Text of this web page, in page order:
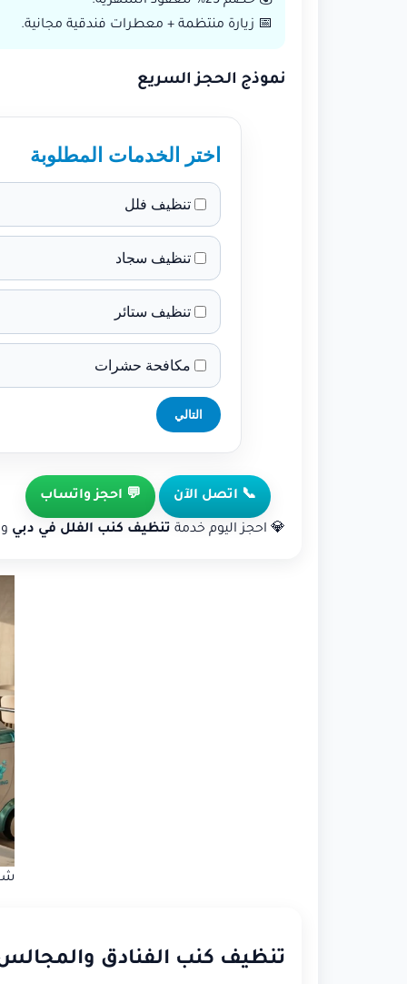
📅 زيارة منتظمة + معطرات فندقية مجانية.
نموذج الحجز السريع
اختر الخدمات المطلوبة
تنظيف فلل
تنظيف سجاد
تنظيف ستائر
مكافحة حشرات
التالي
📞 اتصل الآن 💬 احجز واتساب
💎 احجز اليوم خدمة تنظيف كنب الفلل في دبي
تنظيف كنب الفنادق